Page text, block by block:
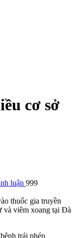
cơ sở
luận 999
thuốc gia truyền
và viêm xoang tại Đà